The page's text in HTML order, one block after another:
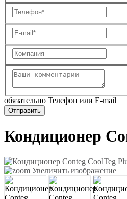
обязательно Телефон или E-mail
Кондиционер
Увеличить изображение